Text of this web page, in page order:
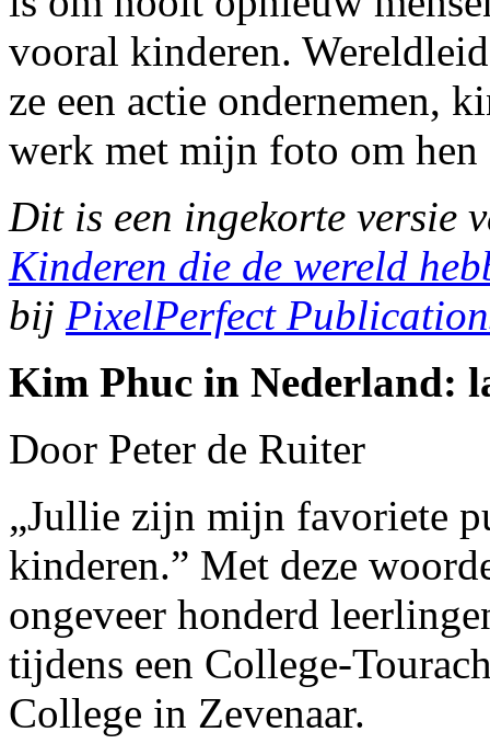
vooral kinderen.
ze een actie ondernemen,
werk met mijn foto om hen
Dit is een ingekorte versie
Kinderen die de wereld
bij PixelPerfect
Kim Phuc in Nederland:
Door Peter de Ruiter
„Jullie zijn mijn favoriete
kinderen.” Met deze
ongeveer honderd
tijdens een College-
College in Zevenaar.